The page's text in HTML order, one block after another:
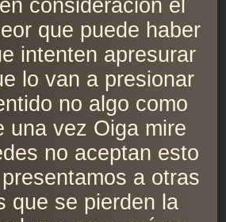
consideración el
que puede haber
intenten apresurar
lo van a presionar
no algo como
una vez Oiga mire
no aceptan esto
a otras
que se pierden la